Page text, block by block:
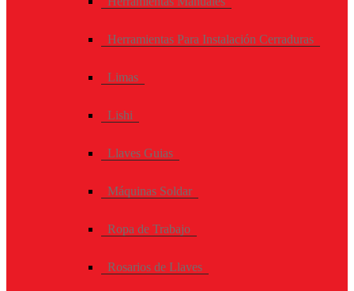
Herramientas Para Instalación Cerraduras
Limas
Lishi
Llaves Guias
Máquinas Soldar
Ropa de Trabajo
Rosarios de Llaves